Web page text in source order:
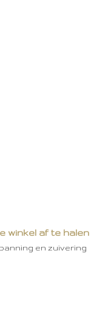
winkel af te halen
en zuivering